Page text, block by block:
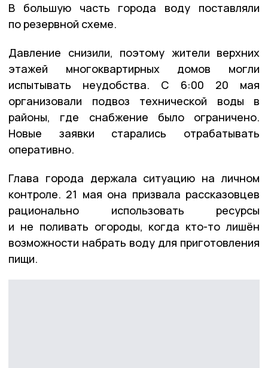
В большую часть города воду поставляли
по резервной схеме.
Давление снизили, поэтому жители верхних
этажей многоквартирных домов могли
испытывать неудобства. С 6:00 20 мая
организовали подвоз технической воды в
районы, где снабжение было ограничено.
Новые заявки старались отрабатывать
оперативно.
Глава города держала ситуацию на личном
контроле. 21 мая она призвала рассказовцев
рационально использовать ресурсы
и не поливать огороды, когда кто-то лишён
возможности набрать воду для приготовления
пищи.